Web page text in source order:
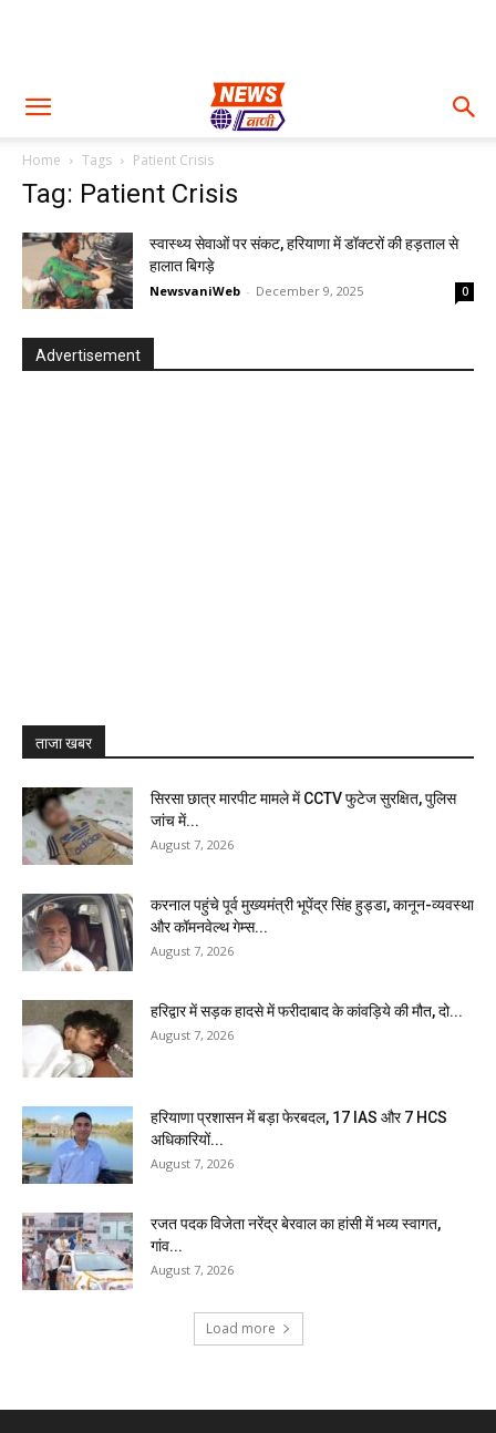
Home Tags Patient Crisis
Tag: Patient Crisis
स्वास्थ्य सेवाओं पर संकट, हरियाणा में डॉक्टरों की हड़ताल से
हालात बिगड़े
NewsvaniWeb - December 9, 2025 0
Advertisement
ताजा खबर
सिरसा छात्र मारपीट मामले में CCTV फुटेज सुरक्षित, पुलिस
जांच में...
August 7, 2026
करनाल पहुंचे पूर्व मुख्यमंत्री भूपेंद्र सिंह हुड्डा, कानून-व्यवस्था
और कॉमनवेल्थ गेम्स...
August 7, 2026
हरिद्वार में सड़क हादसे में फरीदाबाद के कांवड़िये की मौत, दो...
August 7, 2026
हरियाणा प्रशासन में बड़ा फेरबदल, 17 IAS और 7 HCS
अधिकारियों...
August 7, 2026
रजत पदक विजेता नरेंद्र बेरवाल का हांसी में भव्य स्वागत,
गांव...
August 7, 2026
Load more